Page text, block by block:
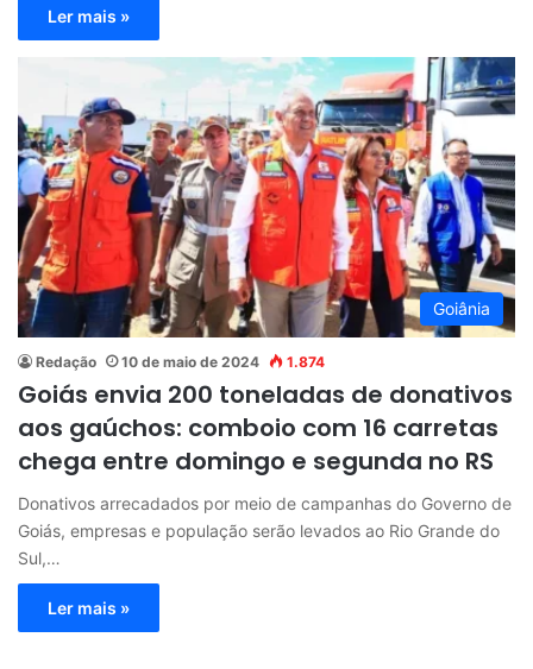
Ler mais »
Goiânia
Redação 10 de maio de 2024 1.874
Goiás envia 200 toneladas de donativos
aos gaúchos: comboio com 16 carretas
chega entre domingo e segunda no RS
Donativos arrecadados por meio de campanhas do Governo de
Goiás, empresas e população serão levados ao Rio Grande do
Sul,…
Ler mais »